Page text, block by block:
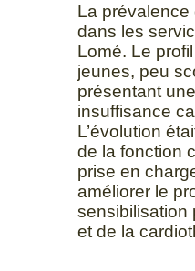
La prévalence
dans les
Lomé. Le
jeunes, peu
présentant
insuffisance
L’évolution
de la fonction
prise en
améliorer le
sensibilisation
et de la